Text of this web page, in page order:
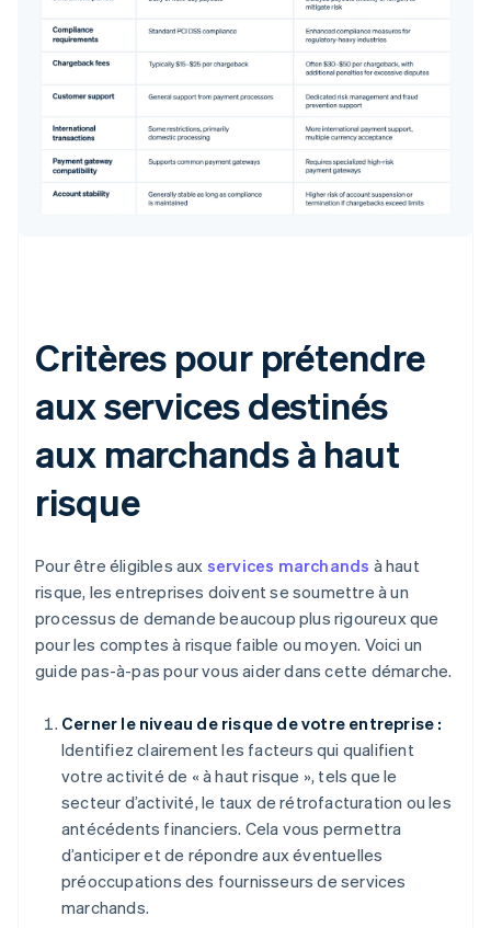
Critères pour prétendre
aux services destinés
aux marchands à haut
risque
Pour être éligibles aux services marchands à haut
risque, les entreprises doivent se soumettre à un
processus de demande beaucoup plus rigoureux que
pour les comptes à risque faible ou moyen. Voici un
guide pas-à-pas pour vous aider dans cette démarche.
Cerner le niveau de risque de votre entreprise :
Identifiez clairement les facteurs qui qualifient
votre activité de « à haut risque », tels que le
secteur d’activité, le taux de rétrofacturation ou les
antécédents financiers. Cela vous permettra
d’anticiper et de répondre aux éventuelles
préoccupations des fournisseurs de services
marchands.